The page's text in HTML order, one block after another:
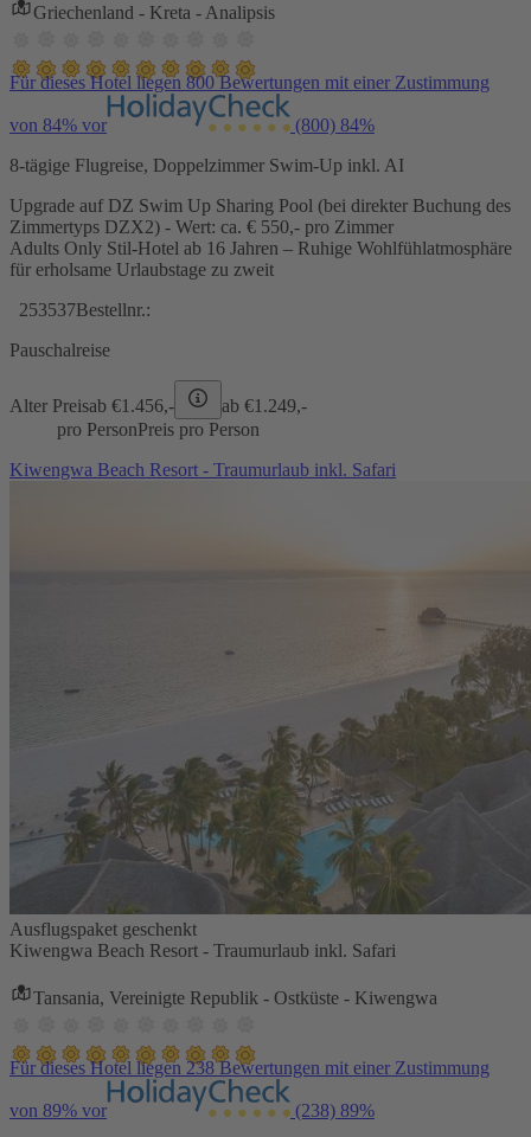
Griechenland - Kreta - Analipsis
Für dieses Hotel liegen 800 Bewertungen mit einer Zustimmung
von 84% vor (800) 84%
8-tägige Flugreise, Doppelzimmer Swim-Up inkl. AI
Upgrade auf DZ Swim Up Sharing Pool (bei direkter Buchung des
Zimmertyps DZX2) - Wert: ca. € 550,- pro Zimmer
Adults Only Stil-Hotel ab 16 Jahren – Ruhige Wohlfühlatmosphäre
für erholsame Urlaubstage zu zweit
253537Bestellnr.:
Pauschalreise
Alter Preisab €1.456,- ab €1.249,-
pro PersonPreis pro Person
Kiwengwa Beach Resort - Traumurlaub inkl. Safari
Ausflugspaket geschenkt
Kiwengwa Beach Resort - Traumurlaub inkl. Safari
Tansania, Vereinigte Republik - Ostküste - Kiwengwa
Für dieses Hotel liegen 238 Bewertungen mit einer Zustimmung
von 89% vor (238) 89%